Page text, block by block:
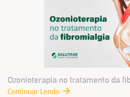
Ozonioterapia no tratamento da
Continuar Lendo